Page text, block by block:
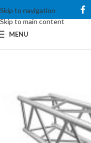
Skip to navigation
Skip to main content
MENU